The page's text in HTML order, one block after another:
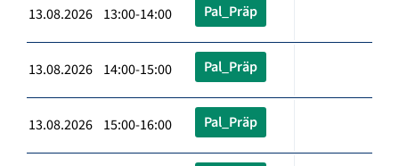
13.08.2026 13:00-14:00 Pal_Präp
13.08.2026 14:00-15:00 Pal_Präp
13.08.2026 15:00-16:00 Pal_Präp